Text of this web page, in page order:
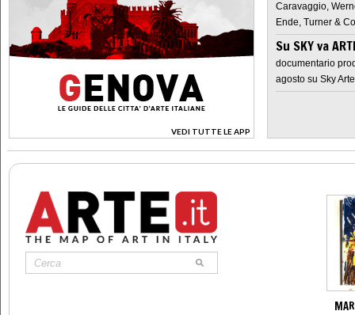
VEDI TUTTE LE APP
>
Caravaggio,
Ende, Turner &
Su SKY va
documentario
agosto su Sky Arte